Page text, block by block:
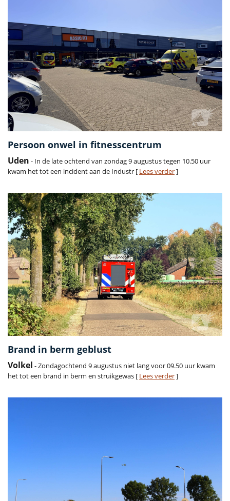
Persoon onwel in fitnesscentrum
Uden - In de late ochtend van zondag 9 augustus tegen 10.50 uur
kwam het tot een incident aan de Industr [ Lees verder]
Brand in berm geblust
Volkel - Zondagochtend 9 augustus niet lang voor 09.50 uur kwam
het tot een brand in berm en struikgewas [ Lees verder]